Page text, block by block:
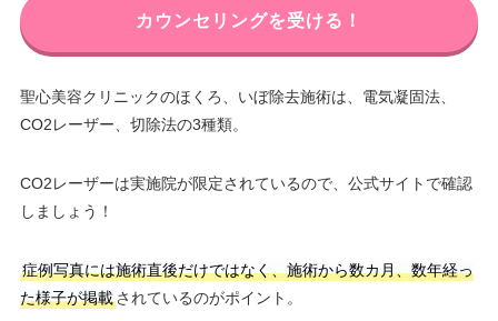
カウンセリングを受ける！
聖心美容クリニックのほくろ、いぼ除去施術は、電気凝固法、
CO2レーザー、切除法の3種類。
CO2レーザーは実施院が限定されているので、公式サイトで確認
しましょう！
症例写真には施術直後だけではなく、施術から数カ月、数年経っ
た様子が掲載されているのがポイント。